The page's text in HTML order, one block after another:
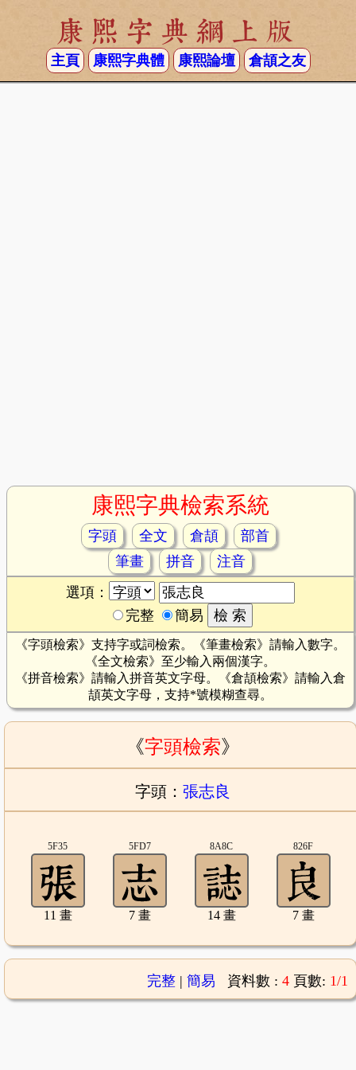
康熙字典網上版
主頁 康熙字典體 康熙論壇 倉頡之友
康熙字典檢索系統
字頭 全文 倉頡
部首
筆畫
拼音
注音
選項：
完整
簡易
《字頭檢索》支持字或詞檢索。《筆畫檢索》請輸入數字。
《全文檢索》至少輸入兩個漢字。
《拼音檢索》請輸入拼音英文字母。《倉頡檢索》請輸入倉
頡英文字母，支持*號模糊查尋。
《字頭檢索》
字頭： 張志良
5F35
11 畫
5FD7
7 畫
8A8C
14 畫
826F
7 畫
完整| 簡易 資料數 : 4 頁數: 1/1